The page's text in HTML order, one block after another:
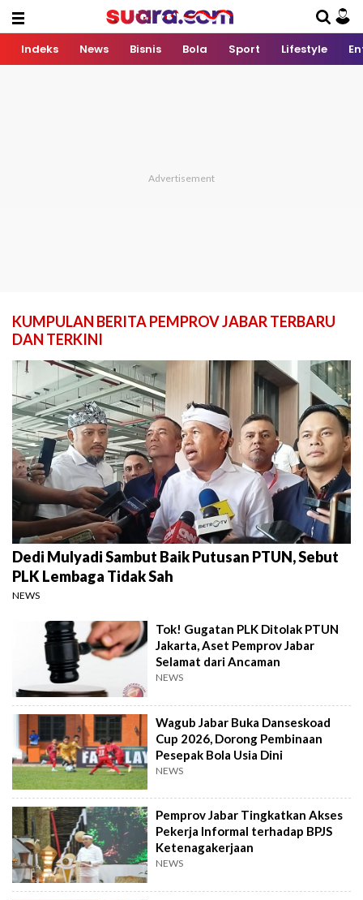
Indeks News Bisnis Bola Sport Lifestyle
KUMPULAN BERITA PEMPROV JABAR TERBARU
DAN TERKINI
Dedi Mulyadi Sambut Baik Putusan PTUN, Sebut
PLK Lembaga Tidak Sah
NEWS
Tok! Gugatan PLK Ditolak PTUN
Jakarta, Aset Pemprov Jabar
Selamat dari Ancaman
NEWS
Wagub Jabar Buka Danseskoad
Cup 2026, Dorong Pembinaan
Pesepak Bola Usia Dini
NEWS
Pemprov Jabar Tingkatkan Akses
Pekerja Informal terhadap BPJS
Ketenagakerjaan
NEWS